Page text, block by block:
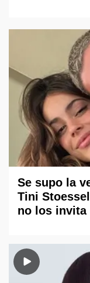
Se supo la
Tini
no los invita